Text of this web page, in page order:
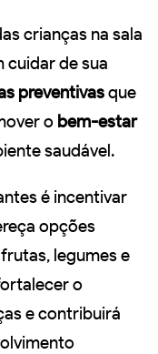
crianças na sala
cuidar de sua
preventivasque
o bem-estar
saudável.
é incentivar
opções
legumes e
o
e contribuirá